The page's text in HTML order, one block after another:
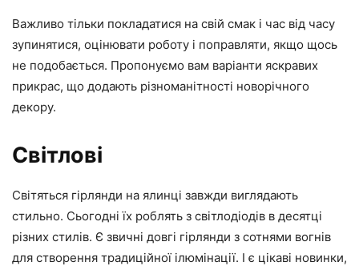
Важливо тільки покладатися на свій смак і час від часу
зупинятися, оцінювати роботу і поправляти, якщо щось
не подобається. Пропонуємо вам варіанти яскравих
прикрас, що додають різноманітності новорічного
декору.
Світлові
Світяться гірлянди на ялинці завжди виглядають
стильно. Сьогодні їх роблять з світлодіодів в десятці
різних стилів. Є звичні довгі гірлянди з сотнями вогнів
для створення традиційної ілюмінації. І є цікаві новинки,